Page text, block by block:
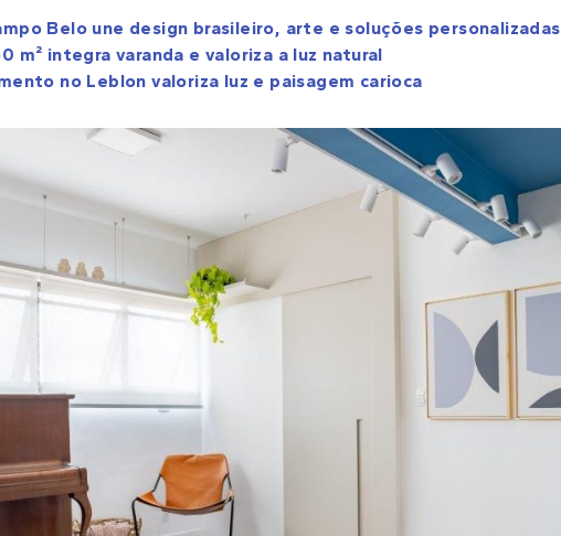
Belo une design brasileiro, arte e soluções personalizadas
m² integra varanda e valoriza a luz natural
no Leblon valoriza luz e paisagem carioca